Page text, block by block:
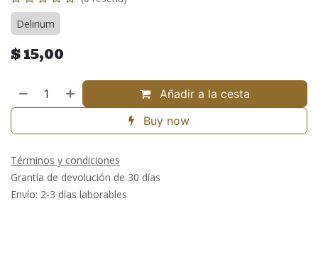
Delirium
$15,00
Añadir a la cesta
Buy now
Términos y condiciones
Grantía de devolución de 30 días
Envío: 2-3 días laborables